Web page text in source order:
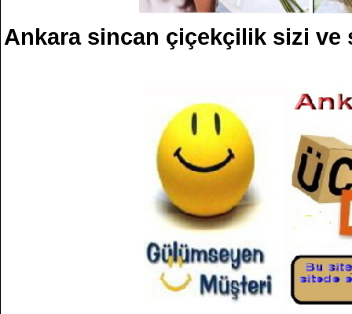
Ankara sincan çiçekçilik sizi